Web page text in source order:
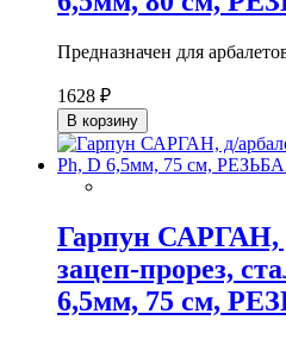
Предназначен для
1628 ₽
В корзину
Гарпун САРГАН,
зацеп-прорез,
6,5мм, 75 см,